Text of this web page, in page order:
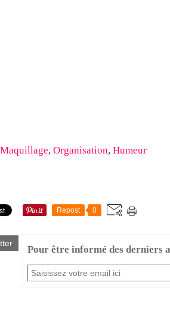
Maquillage, Organisation, Humeur
Repost 0
Pour être informé des derniers